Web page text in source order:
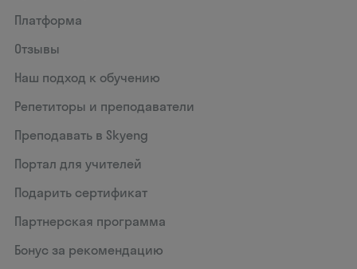
Платформа
Отзывы
Наш подход к обучению
Репетиторы и преподаватели
Преподавать в Skyeng
Портал для учителей
Подарить сертификат
Партнерская программа
Бонус за рекомендацию